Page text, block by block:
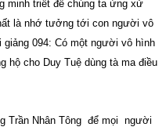
minh triết để chúng ta ứng xử
là nhớ tưởng tới con người vô
094: Có một người vô hình
hộ cho Duy Tuệ dùng tà ma điều
Trần Nhân Tông để mọi người